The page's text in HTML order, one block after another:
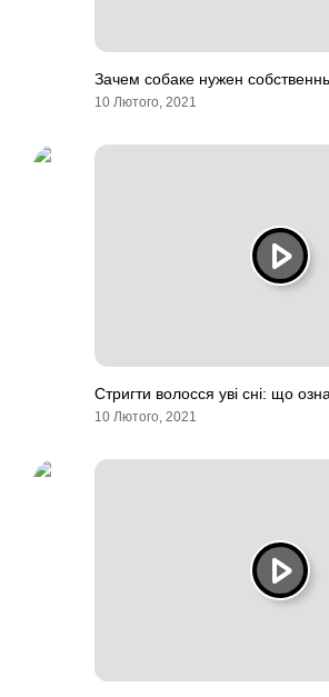
Зачем собаке нужен
10 Лютого, 2021
Стригти волосся уві сні: що
10 Лютого, 2021